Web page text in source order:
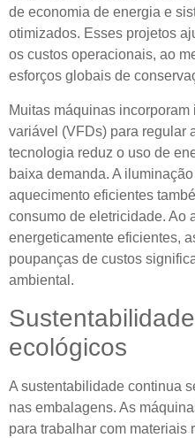
de economia de energia e
otimizados. Esses projetos
os custos operacionais, ao
esforços globais de
Muitas máquinas
variável (VFDs) para regular
tecnologia reduz o uso de
baixa demanda. A
aquecimento eficientes
consumo de eletricidade. Ao
energeticamente eficientes,
poupanças de custos
ambiental.
ecológicos
A sustentabilidade continua
nas embalagens. As
para trabalhar com materiais